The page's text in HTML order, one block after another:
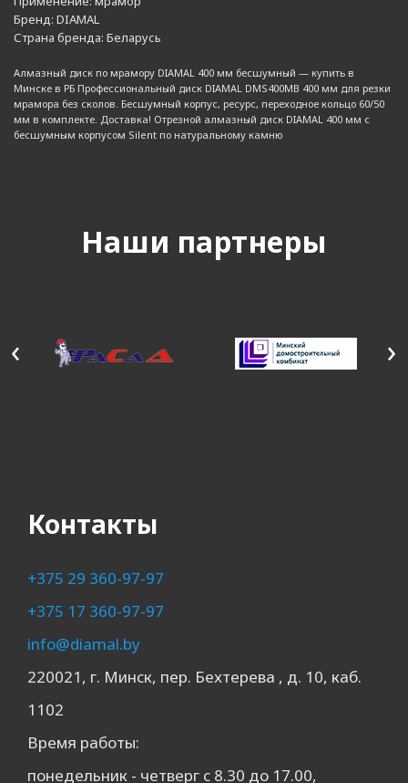
Бренд: DIAMAL
Страна бренда: Беларусь
Алмазный диск по мрамору DIAMAL 400 мм бесшумный — купить в
Минске в РБ Профессиональный диск DIAMAL DMS400MB 400 мм для резки
мрамора без сколов. Бесшумный корпус, ресурс, переходное кольцо 60/50
мм в комплекте. Доставка! Отрезной алмазный диск DIAMAL 400 мм с
бесшумным корпусом Silent по натуральному камню
Наши партнеры
‹ ›
Контакты
+375 29 360-97-97
+375 17 360-97-97
info@diamal.by
220021, г. Минск, пер. Бехтерева , д. 10, каб.
1102
Время работы:
понедельник - четверг с 8.30 до 17.00,